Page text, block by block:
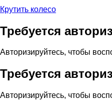
Крутить колесо
Требуется
Авторизируйтесь, чтобы
Требуется
Авторизируйтесь, чтобы